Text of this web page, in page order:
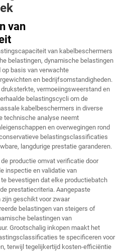
van
van kabelbeschermers
belastingen, dynamische belastingen
basis van verwachte
en bedrijfsomstandigheden.
vermoeiingsweerstand en
belastingscycli om de
kabelbeschermers in diverse
technische analyse neemt
en overwegingen rond
belastingsclassificaties
langdurige prestatie garanderen.
productie omvat verificatie door
inspectie en validatie van
bevestigen dat elke productiebatch
prestatiecriteria. Aangepaste
geschikt voor zwaar
belastingen van steigers of
belastingen van
Grootschalig inkopen maakt het
te specificeren voor
terwijl tegelijkertijd kosten-efficiëntie